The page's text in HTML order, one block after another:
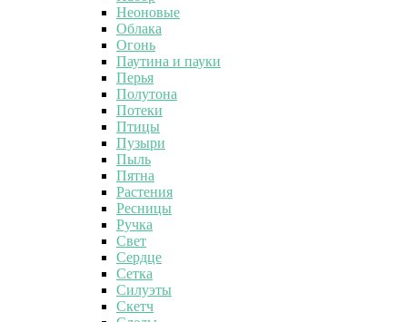
Неоновые
Облака
Огонь
Паутина и пауки
Перья
Полутона
Потеки
Птицы
Пузыри
Пыль
Пятна
Растения
Ресницы
Ручка
Свет
Сердце
Сетка
Силуэты
Скетч